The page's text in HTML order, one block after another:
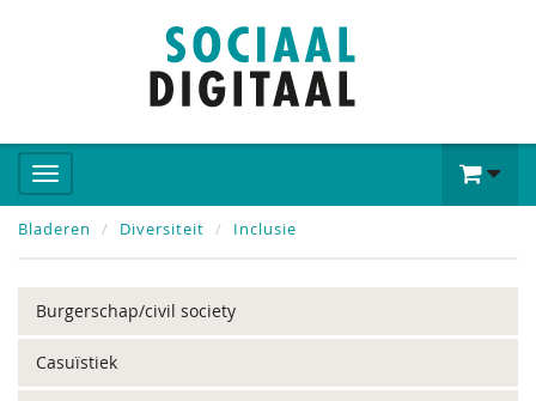
Bladeren Diversiteit Inclusie
Burgerschap/civil society
Casuïstiek